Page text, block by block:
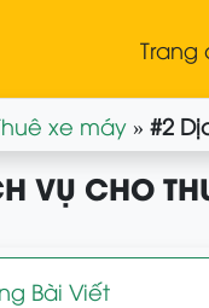
Trang
xe máy » #2
VỤ CHO
Bài Viết